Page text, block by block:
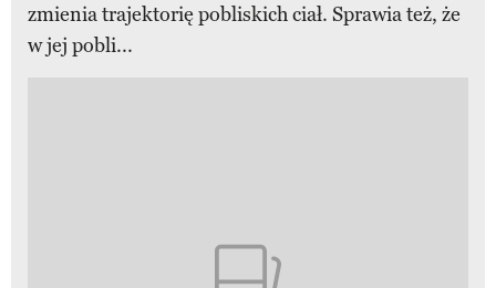
zmienia trajektorię pobliskich ciał. Sprawia też, że
w jej pobli...